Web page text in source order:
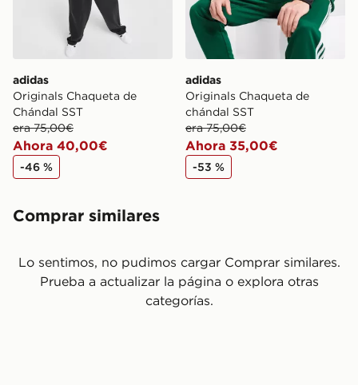
adidas
Originals Chaqueta de
Chándal SST
era 75,00€
Ahora 40,00€
-46 %
adidas
Originals Chaqueta de
chándal SST
era 75,00€
Ahora 35,00€
-53 %
Comprar similares
Lo sentimos, no pudimos cargar Comprar similares.
Prueba a actualizar la página o explora otras
categorías.